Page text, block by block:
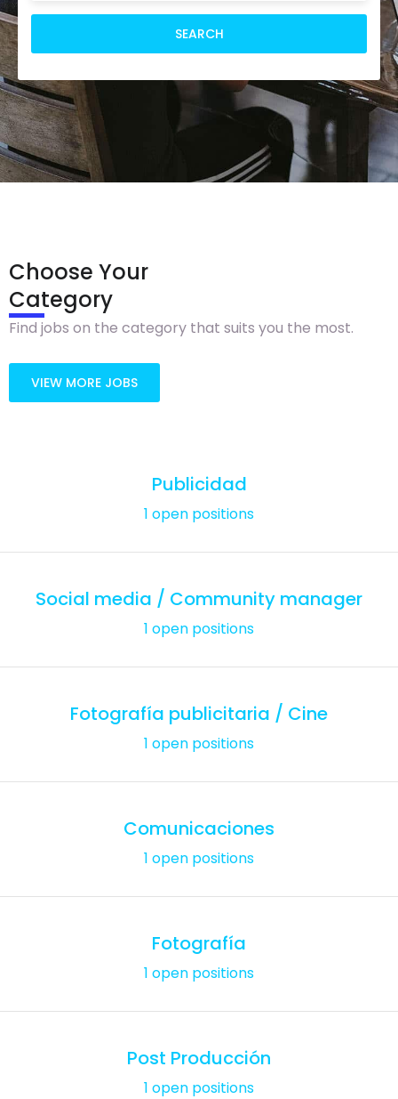
Choose Your
Category
Find jobs on the category that suits you the most.
VIEW MORE JOBS
Publicidad
1 open positions
Social media / Community manager
1 open positions
Fotografía publicitaria / Cine
1 open positions
Comunicaciones
1 open positions
Fotografía
1 open positions
Post Producción
1 open positions